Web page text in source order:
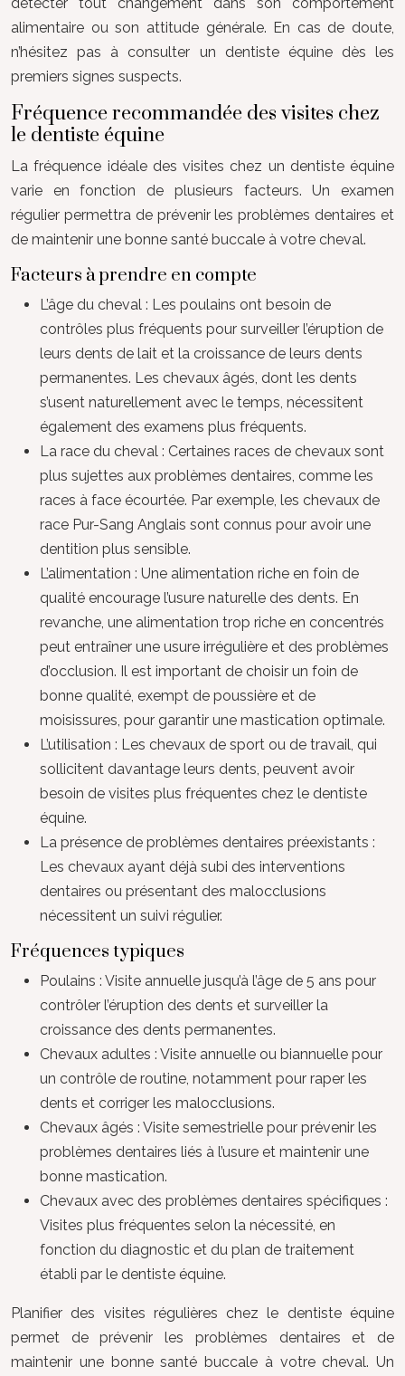
alimentaire ou son attitude générale. En cas de doute,
n’hésitez pas à consulter un dentiste équine dès les
premiers signes suspects.
Fréquence recommandée des visites chez
le dentiste équine
La fréquence idéale des visites chez un dentiste équine
varie en fonction de plusieurs facteurs. Un examen
régulier permettra de prévenir les problèmes dentaires et
de maintenir une bonne santé buccale à votre cheval.
Facteurs à prendre en compte
L’âge du cheval : Les poulains ont besoin de
contrôles plus fréquents pour surveiller l’éruption de
leurs dents de lait et la croissance de leurs dents
permanentes. Les chevaux âgés, dont les dents
s’usent naturellement avec le temps, nécessitent
également des examens plus fréquents.
La race du cheval : Certaines races de chevaux sont
plus sujettes aux problèmes dentaires, comme les
races à face écourtée. Par exemple, les chevaux de
race Pur-Sang Anglais sont connus pour avoir une
dentition plus sensible.
L’alimentation : Une alimentation riche en foin de
qualité encourage l’usure naturelle des dents. En
revanche, une alimentation trop riche en concentrés
peut entraîner une usure irrégulière et des problèmes
d’occlusion. Il est important de choisir un foin de
bonne qualité, exempt de poussière et de
moisissures, pour garantir une mastication optimale.
L’utilisation : Les chevaux de sport ou de travail, qui
sollicitent davantage leurs dents, peuvent avoir
besoin de visites plus fréquentes chez le dentiste
équine.
La présence de problèmes dentaires préexistants :
Les chevaux ayant déjà subi des interventions
dentaires ou présentant des malocclusions
nécessitent un suivi régulier.
Fréquences typiques
Poulains : Visite annuelle jusqu’à l’âge de 5 ans pour
contrôler l’éruption des dents et surveiller la
croissance des dents permanentes.
Chevaux adultes : Visite annuelle ou biannuelle pour
un contrôle de routine, notamment pour raper les
dents et corriger les malocclusions.
Chevaux âgés : Visite semestrielle pour prévenir les
problèmes dentaires liés à l’usure et maintenir une
bonne mastication.
Chevaux avec des problèmes dentaires spécifiques :
Visites plus fréquentes selon la nécessité, en
fonction du diagnostic et du plan de traitement
établi par le dentiste équine.
Planifier des visites régulières chez le dentiste équine
permet de prévenir les problèmes dentaires et de
maintenir une bonne santé buccale à votre cheval. Un